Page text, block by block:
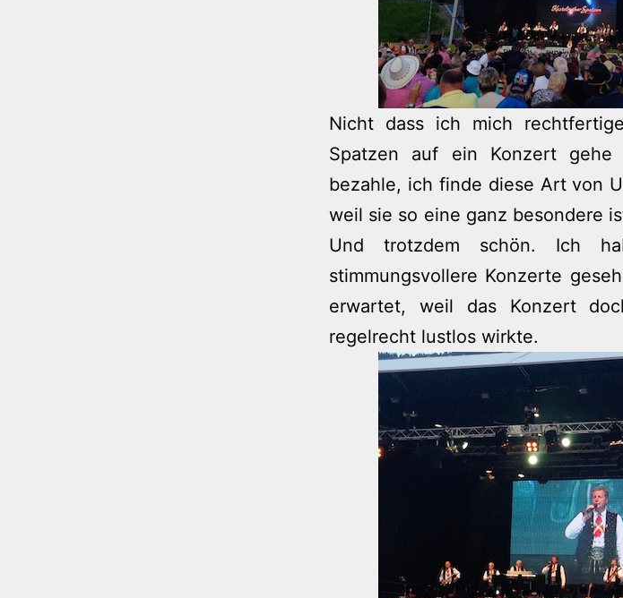
Nicht dass ich mich
Spatzen auf ein Konzert
bezahle, ich finde diese Art von
weil sie so eine ganz besondere
Und trotzdem schön. Ich
stimmungsvollere Konzerte
erwartet, weil das Konzert
regelrecht lustlos wirkte.